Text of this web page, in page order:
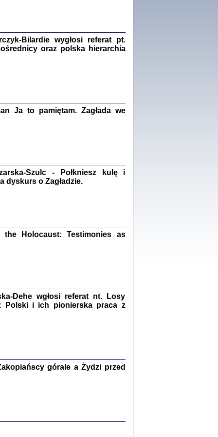
Warszawa 2022
Bańkowska
Kalman Rotgeber
Bańkowska, wstęp Jacek Leociak
Warszawa 2021
NAM KOLEJNA GODZINA ...
Bilardie wygłosi referat pt.
oraz polska hierarchia
Ja to pamiętam. Zagłada we
Szulc - Połkniesz kulę i
dyskurs o Zagładzie.
the Holocaust: Testimonies as
Dehe wgłosi referat nt. Losy
Polski i ich pionierska praca z
górale a Żydzi przed